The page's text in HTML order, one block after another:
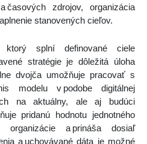
časových zdrojov, organizácia
stanovených cieľov.
ktorý splní definované ciele
stratégie je dôležitá úloha
dvojča umožňuje pracovať s
modelu v podobe digitálnej
na aktuálny, ale aj budúci
pridanú hodnotu jednotného
organizácie a prináša dosiaľ
a uchovávané dáta je možné